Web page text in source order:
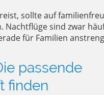
sollte auf
Nachtflüge sind zwar
für Familien
passende
finden